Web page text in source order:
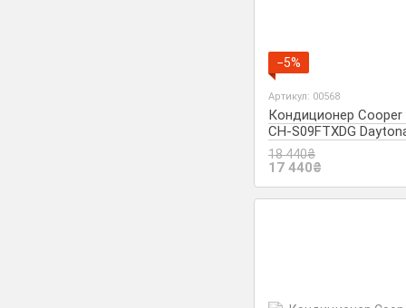
−5%
Артикул: 00568
Кондиционер Cooper
CH-S09FTXDG
with Gold Inverter with
-23С)
18 440₴
17 440₴